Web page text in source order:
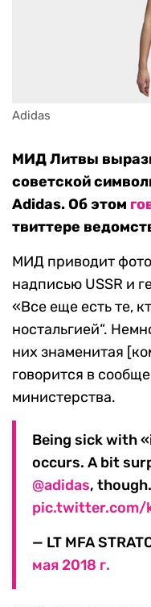
Adidas
МИД Литвы
советской
Adidas. Об этом
твиттере
МИД приводит
надписью USSR и
«Все еще есть те,
ностальгией“.
них знаменитая
говорится в
министерства.
Being sick with
occurs. A bit
@adidas, though.
pic.twitter.com/
— LT MFA
мая 2018 г.